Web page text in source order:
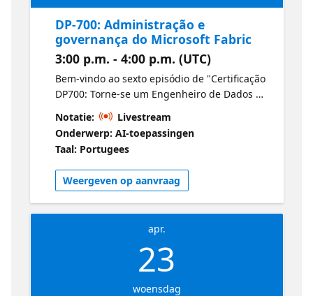
DP-700: Administração e
governança do Microsoft Fabric
3:00 p.m. - 4:00 p.m. (UTC)
Bem-vindo ao sexto episódio de "Certificação
DP700: Torne-se um Engenheiro de Dados do
Fabric". Entre em contato direto com a
administração do Fabric, incluindo
gerenciamento de espaços de trabalho,
permissões e políticas de governança. Esta
sessão também aborda ferramentas de
conformidade para ajudar você a atender
aos requisitos organizacionais e
regulatórios. Microsoft Certified: Fabric Data
Notatie:
Livestream
Onderwerp: AI-toepassingen
Taal: Portugees
Weergeven op aanvraag
apr.
23
woensdag